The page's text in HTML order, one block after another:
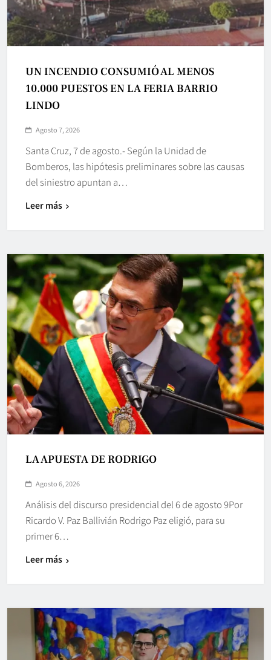
UN INCENDIO CONSUMIÓ AL MENOS
10.000 PUESTOS EN LA FERIA BARRIO
LINDO
Agosto 7, 2026
Santa Cruz, 7 de agosto.- Según la Unidad de
Bomberos, las hipótesis preliminares sobre las causas
del siniestro apuntan a…
Leer más
LA APUESTA DE RODRIGO
Agosto 6, 2026
Análisis del discurso presidencial del 6 de agosto 9Por
Ricardo V. Paz Ballivián Rodrigo Paz eligió, para su
primer 6…
Leer más